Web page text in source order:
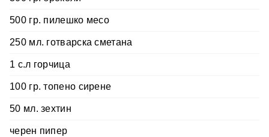
500 гр. пилешко месо
250 мл. готварска сметана
1 с.л горчица
100 гр. топено сирене
50 мл. зехтин
черен пипер